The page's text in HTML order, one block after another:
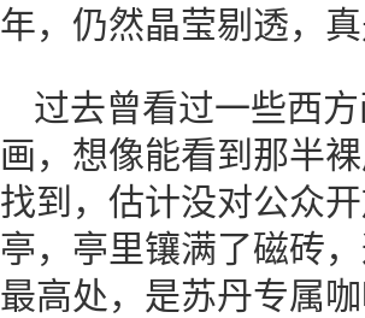
年，仍然晶莹剔透，
过去曾看过一些西
画，想像能看到那半
找到，估计没对公众
亭，亭里镶满了磁砖
最高处，是苏丹专属